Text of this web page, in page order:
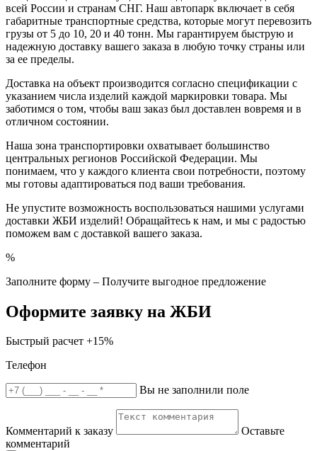
всей России и странам СНГ. Наш автопарк включает в себя
габаритные транспортные средства, которые могут перевозить
грузы от 5 до 10, 20 и 40 тонн. Мы гарантируем быструю и
надежную доставку вашего заказа в любую точку страны или
за ее пределы.
Доставка на объект производится согласно спецификации с
указанием числа изделий каждой маркировки товара. Мы
заботимся о том, чтобы ваш заказ был доставлен вовремя и в
отличном состоянии.
Наша зона транспортировки охватывает большинство
центральных регионов Российской Федерации. Мы
понимаем, что у каждого клиента свои потребности, поэтому
мы готовы адаптироваться под ваши требования.
Не упустите возможность воспользоваться нашими услугами
доставки ЖБИ изделий! Обращайтесь к нам, и мы с радостью
поможем вам с доставкой вашего заказа.
%
Заполните форму – Получите выгодное предложение
Оформите заявку на ЖБИ
Быстрый расчет +15%
Телефон
Вы не заполнили поле
Комментарий к заказу
Оставьте
комментарий